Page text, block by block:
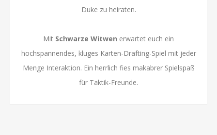
Duke zu heiraten.
Mit Schwarze Witwen erwartet euch ein
hochspannendes, kluges Karten-Drafting-Spiel mit jeder
Menge Interaktion. Ein herrlich fies makabrer Spielspaß
für Taktik-Freunde.